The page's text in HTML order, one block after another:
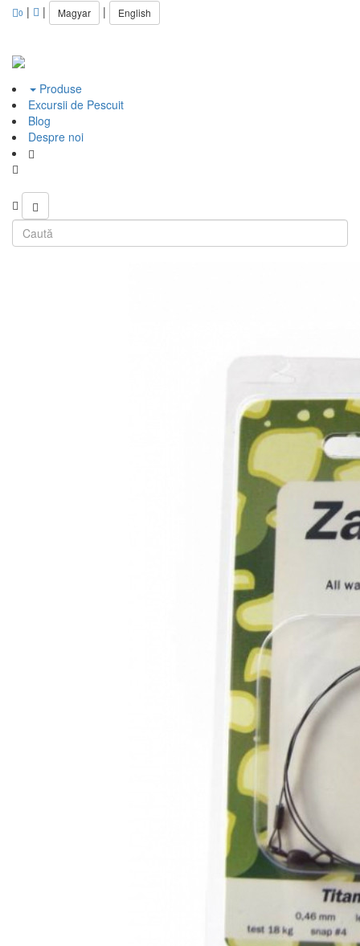
0 | | Magyar | English
Produse
Excursii de Pescuit
Blog
Despre noi